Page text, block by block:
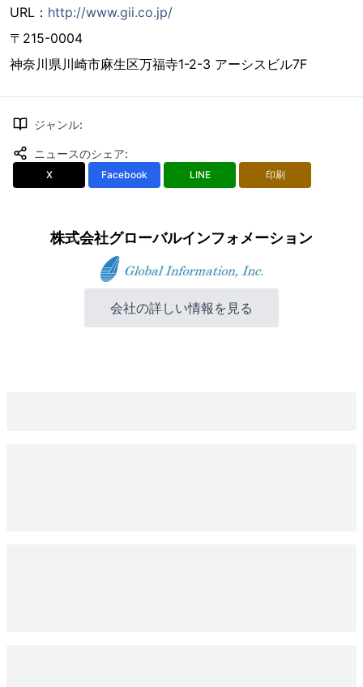
URL： http://www.gii.co.jp/
〒215-0004
神奈川県川崎市麻生区万福寺1-2-3 アーシスビル7F
ジャンル:
ニュースのシェア:
X Facebook LINE 印刷
株式会社グローバルインフォメーション
会社の詳しい情報を見る